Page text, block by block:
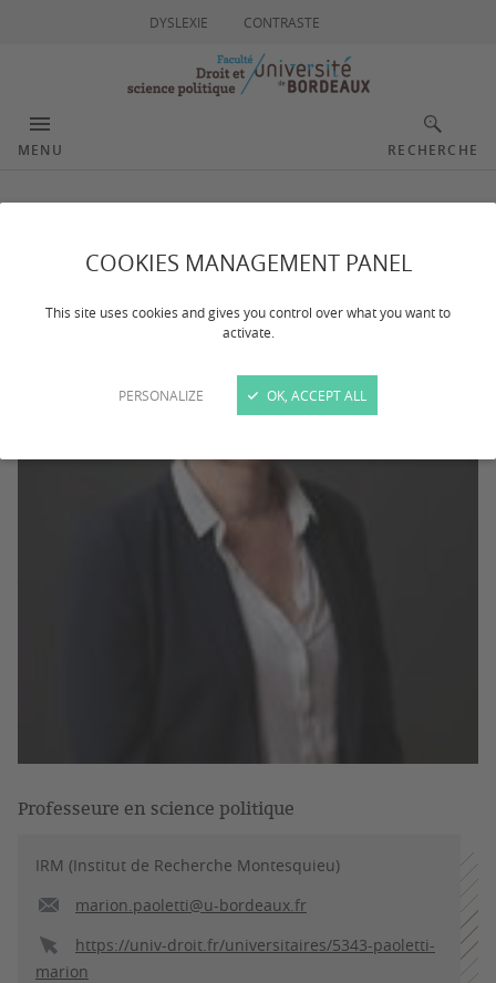
COOKIES MANAGEMENT PANEL
This site uses cookies and gives you control over what you want to
activate.
PERSONALIZE OK, ACCEPT ALL
DYSLEXIE CONTRASTE
MENU RECHERCHE
Professeure en science politique
IRM (Institut de Recherche Montesquieu)
marion.paoletti@u-bordeaux.fr
https://univ-droit.fr/universitaires/5343-paoletti-
marion